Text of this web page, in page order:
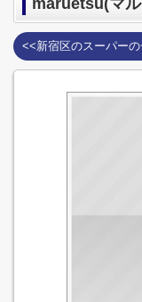
maruetsu(マ
<<新宿区のスーパー